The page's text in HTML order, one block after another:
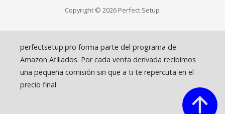
Copyright © 2026 Perfect Setup
perfectsetup.pro forma parte del programa de
Amazon Afiliados. Por cada venta derivada recibimos
una pequeña comisión sin que a ti te repercuta en el
precio final.